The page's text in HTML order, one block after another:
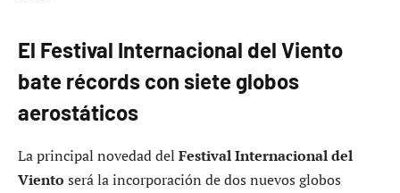
El Festival Internacional del Viento
bate récords con siete globos
aerostáticos
La principal novedad del Festival Internacional del
Viento será la incorporación de dos nuevos globos